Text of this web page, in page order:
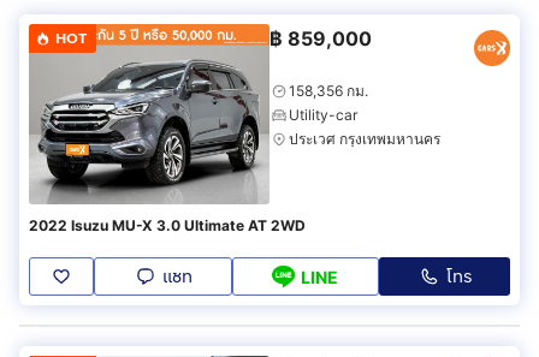
HOT ฿ 859,000
158,356 กม.
Utility-car
ประเวศ กรุงเทพมหานคร
2022 Isuzu MU-X 3.0 Ultimate AT 2WD
แชท LINE โทร